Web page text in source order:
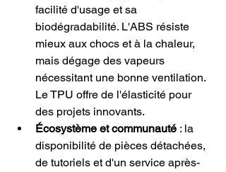
facilité d'usage et sa
biodégradabilité. L'ABS résiste
mieux aux chocs et à la chaleur,
mais dégage des vapeurs
nécessitant une bonne ventilation.
Le TPU offre de l'élasticité pour
des projets innovants.
Écosystème et communauté : la
disponibilité de pièces détachées,
de tutoriels et d'un service après-